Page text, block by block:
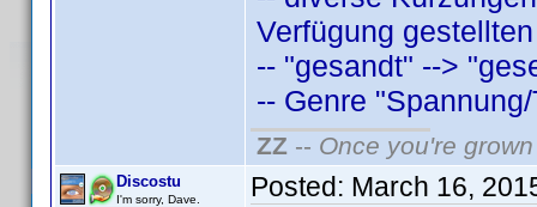
Verfügung
-- "gesandt" -->
-- Genre
ZZ -- Once you're
Discostu
I'm sorry, Dave. Posted: March 16,